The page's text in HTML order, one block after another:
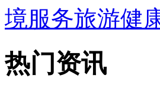
境服务旅游健
热门资讯